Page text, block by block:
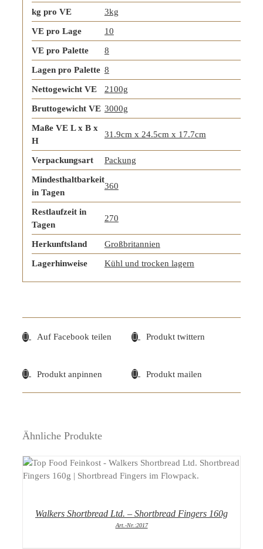
kg pro VE 3kg
VE pro Lage 10
VE pro Palette 8
Lagen pro Palette 8
Nettogewicht VE 2100g
Bruttogewicht VE 3000g
Maße VE L x B x
H
31.9cm x 24.5cm x 17.7cm
Verpackungsart Packung
Mindesthaltbarkeit
in Tagen
360
Restlaufzeit in
Tagen
270
Herkunftsland Großbritannien
Lagerhinweise Kühl und trocken lagern
Auf Facebook teilen Produkt twittern
Produkt anpinnen Produkt mailen
Ähnliche Produkte
DETAILS
Walkers Shortbread Ltd. – Shortbread Fingers 160g
Art.-Nr.:2017